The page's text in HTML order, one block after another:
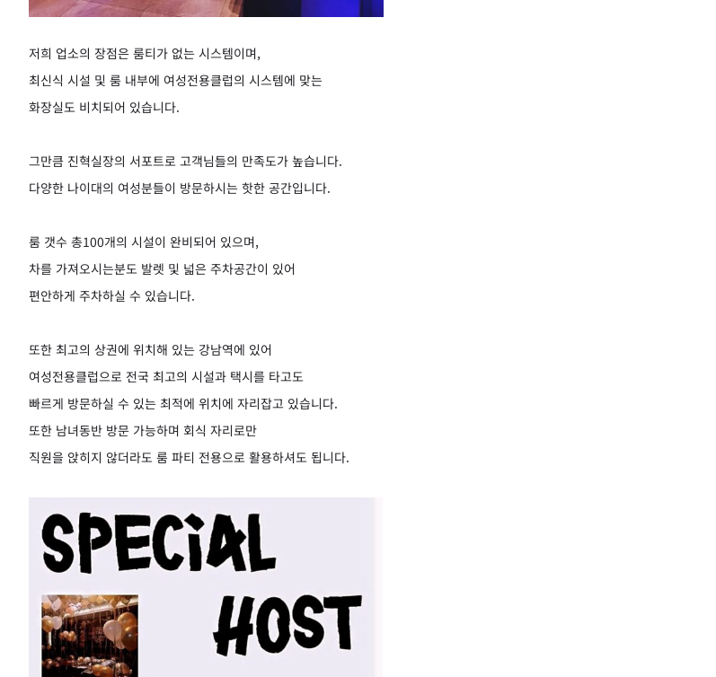
저희 업소의 장점은 룸티가 없는 시스템이며,
최신식 시설 및 룸 내부에 여성전용클럽의 시스템에 맞는
화장실도 비치되어 있습니다.
그만큼 진혁실장의 서포트로 고객님들의 만족도가 높습니다.
다양한 나이대의 여성분들이 방문하시는 핫한 공간입니다.
룸 갯수 총100개의 시설이 완비되어 있으며,
차를 가져오시는분도 발렛 및 넓은 주차공간이 있어
편안하게 주차하실 수 있습니다.
또한 최고의 상권에 위치해 있는 강남역에 있어
여성전용클럽으로 전국 최고의 시설과 택시를 타고도
빠르게 방문하실 수 있는 최적에 위치에 자리잡고 있습니다.
또한 남녀동반 방문 가능하며 회식 자리로만
직원을 앉히지 않더라도 룸 파티 전용으로 활용하셔도 됩니다.